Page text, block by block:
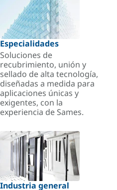
Especialidades
Soluciones de
recubrimiento, unión y
sellado de alta tecnología,
diseñadas a medida para
aplicaciones únicas y
exigentes, con la
experiencia de Sames.
Industria general